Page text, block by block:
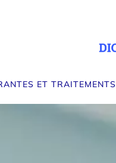
ET TRAITEMENTS